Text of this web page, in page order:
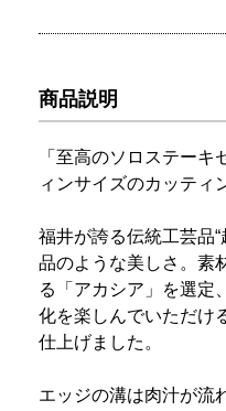
商品説明
「至高のソロステー
ィンサイズのカッティ
福井が誇る伝統工芸品
品のような美しさ。素
る「アカシア」を選定
化を楽しんでいただけ
仕上げました。
エッジの溝は肉汁が流